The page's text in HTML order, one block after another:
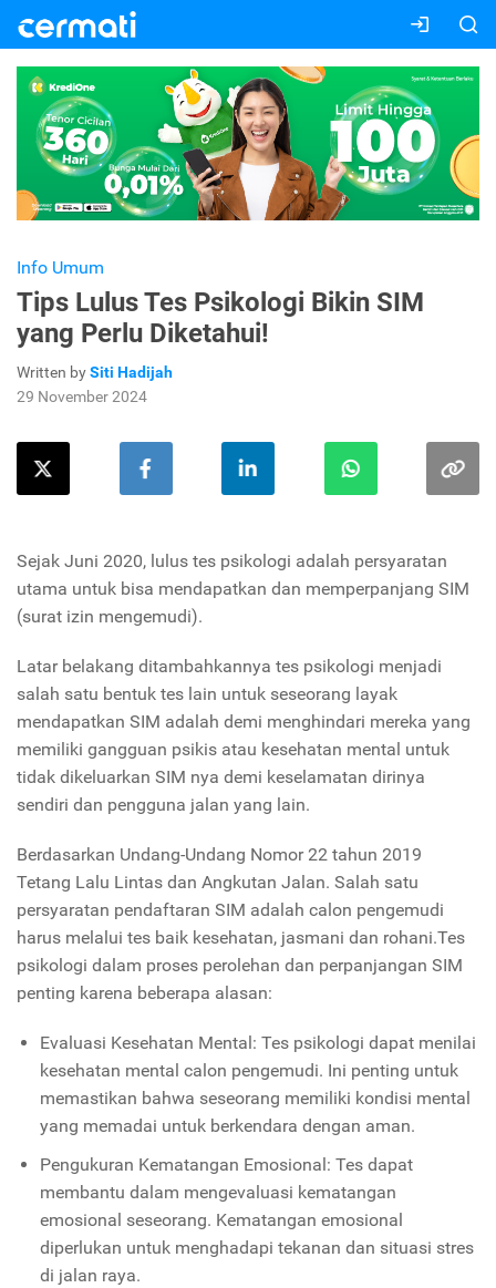
Info Umum
Tips Lulus Tes Psikologi Bikin SIM
yang Perlu Diketahui!
Written bySiti Hadijah
29 November 2024
Sejak Juni 2020, lulus tes psikologi adalah persyaratan
utama untuk bisa mendapatkan dan memperpanjang SIM
(surat izin mengemudi).
Latar belakang ditambahkannya tes psikologi menjadi
salah satu bentuk tes lain untuk seseorang layak
mendapatkan SIM adalah demi menghindari mereka yang
memiliki gangguan psikis atau kesehatan mental untuk
tidak dikeluarkan SIM nya demi keselamatan dirinya
sendiri dan pengguna jalan yang lain.
Berdasarkan Undang-Undang Nomor 22 tahun 2019
Tetang Lalu Lintas dan Angkutan Jalan. Salah satu
persyaratan pendaftaran SIM adalah calon pengemudi
harus melalui tes baik kesehatan, jasmani dan rohani.Tes
psikologi dalam proses perolehan dan perpanjangan SIM
penting karena beberapa alasan:
Evaluasi Kesehatan Mental: Tes psikologi dapat menilai
kesehatan mental calon pengemudi. Ini penting untuk
memastikan bahwa seseorang memiliki kondisi mental
yang memadai untuk berkendara dengan aman.
Pengukuran Kematangan Emosional: Tes dapat
membantu dalam mengevaluasi kematangan
emosional seseorang. Kematangan emosional
diperlukan untuk menghadapi tekanan dan situasi stres
di jalan raya.